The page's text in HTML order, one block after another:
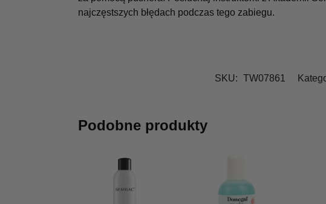
najczęstszych błędach podczas tego zabiegu.
SKU: TW07861
Podobne produkty